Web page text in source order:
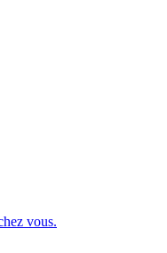
vous.